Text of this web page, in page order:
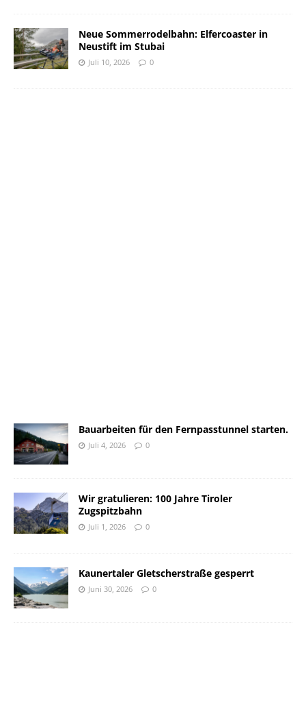
Neue Sommerrodelbahn: Elfercoaster in
Neustift im Stubai
Juli 10, 2026 0
Bauarbeiten für den Fernpasstunnel starten.
Juli 4, 2026 0
Wir gratulieren: 100 Jahre Tiroler
Zugspitzbahn
Juli 1, 2026 0
Kaunertaler Gletscherstraße gesperrt
Juni 30, 2026 0